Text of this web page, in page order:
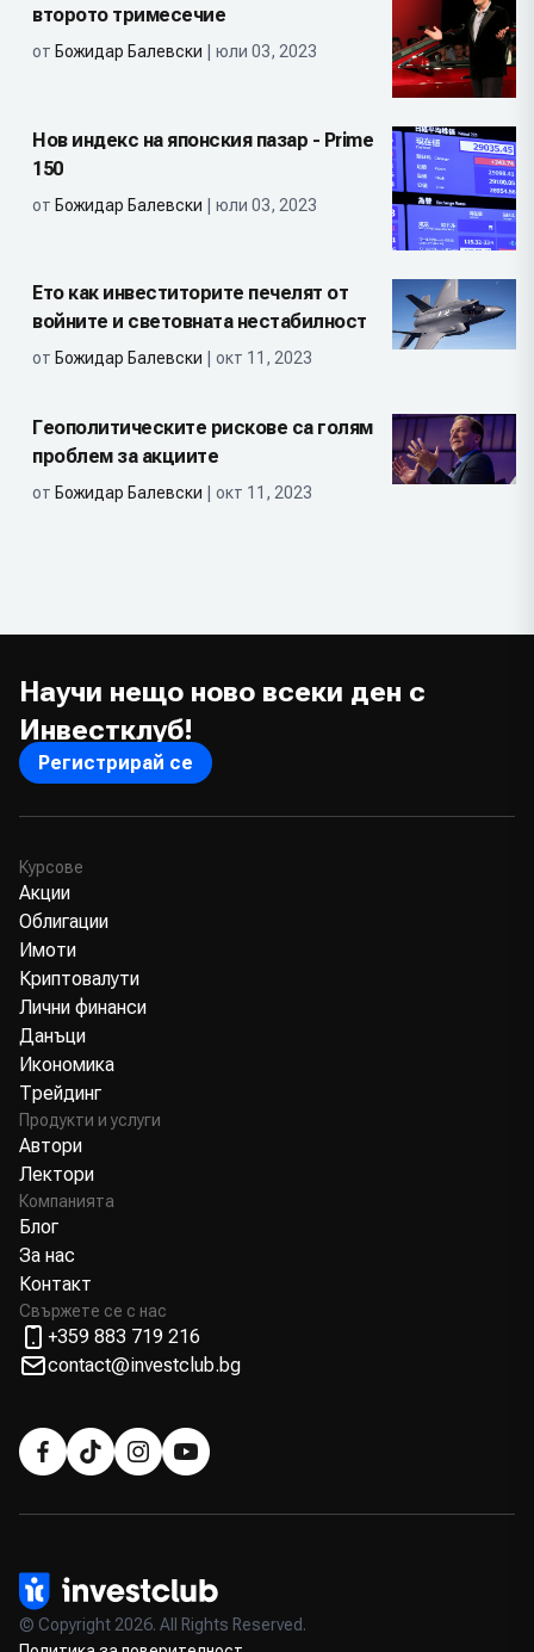
второто тримесечие
от Божидар Балевски | юли 03, 2023
Нов индекс на японския пазар - Prime
150
от Божидар Балевски | юли 03, 2023
Ето как инвеститорите печелят от
войните и световната нестабилност
от Божидар Балевски | окт 11, 2023
Геополитическите рискове са голям
проблем за акциите
от Божидар Балевски | окт 11, 2023
Научи нещо ново всеки ден с
Инвестклуб!
Регистрирай се
Курсове
Акции
Облигации
Имоти
Криптовалути
Лични финанси
Данъци
Икономика
Трейдинг
Продукти и услуги
Автори
Лектори
Компанията
Блог
За нас
Контакт
Свържете се с нас
+359 883 719 216
contact@investclub.bg
© Copyright 2026. All Rights Reserved.